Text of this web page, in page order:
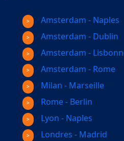
Amsterdam - Naples
Amsterdam - Dublin
Amsterdam -
Amsterdam - Rome
Milan - Marseille
Rome - Berlin
Lyon - Naples
Londres - Madrid